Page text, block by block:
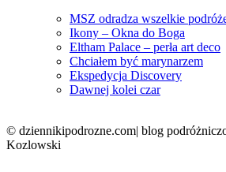
MSZ odradza wszelkie
Ikony – Okna do Boga
Eltham Palace – perła art deco
Chciałem być marynarzem
Ekspedycja Discovery
Dawnej kolei czar
© dziennikipodrozne.com| blog
Kozlowski